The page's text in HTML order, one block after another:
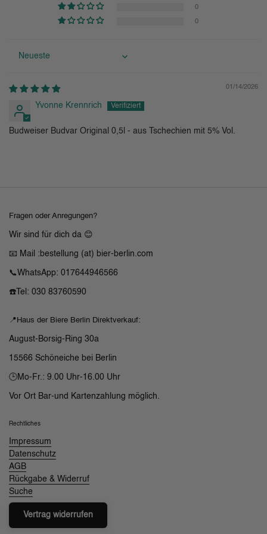
0
0
Sort by
01/14/2026
Yvonne Krennrich
Budweiser Budvar Original 0,5l - aus Tschechien mit 5% Vol.
Fragen oder Anregungen?
Wir sind für dich da 😊
📧 Mail :bestellung (at) bier-berlin.com
📞WhatsApp: 017644946566
☎️Tel: 030 83760590
📍Haus der Biere Berlin Direktverkauf:
August-Borsig-Ring 30a
15566 Schöneiche bei Berlin
🕒Mo-Fr.: 9.00 Uhr-16.00 Uhr
Vor Ort Bar-und Kartenzahlung möglich.
Rechtliches
Impressum
Datenschutz
AGB
Rückgabe & Widerruf
Suche
Vertrag widerrufen